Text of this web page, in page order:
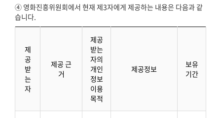
④ 영화진흥위원회에서 현재 제3자에게 제공하는 내용은 다음과 같
습니다.
제
공
받
는
자
제공 근
거
제공
받는
자의
개인
정보
이용
목적
제공정보
보유
기간